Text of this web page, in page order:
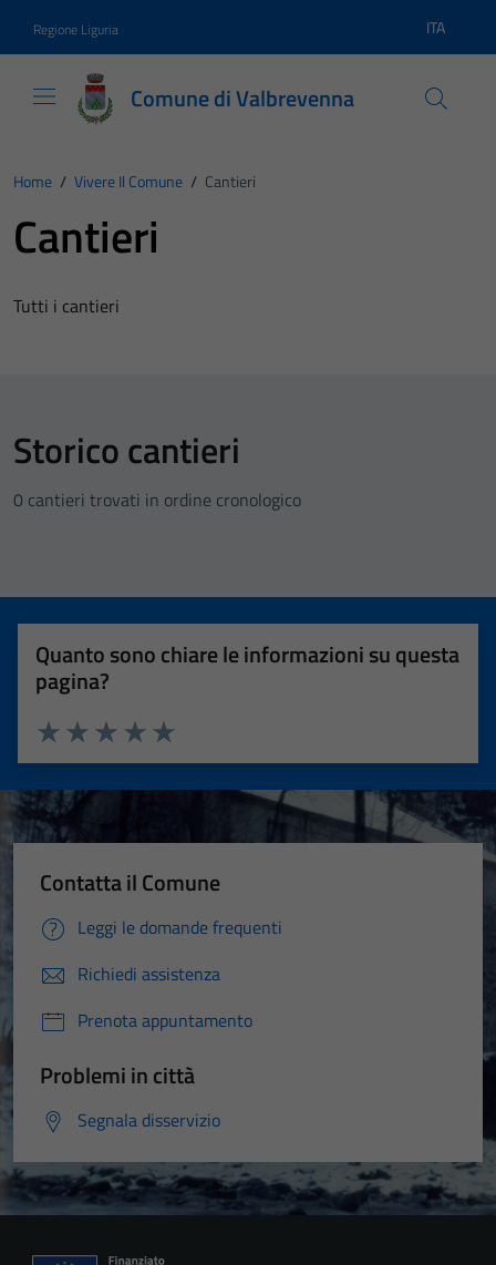
Regione Liguria Lingua
ITA
Comune di Valbrevenna
Home / Vivere Il Comune / Cantieri
Cantieri
Tutti i cantieri
Storico cantieri
0 cantieri trovati in ordine cronologico
Quanto sono chiare le informazioni su questa
pagina?
Valuta 5 stelle su 5
Valuta 4 stelle su 5
Valuta 3 stelle su 5
Valuta 2 stelle su 5
Valuta 1 stelle su 5
Contatta il Comune
Leggi le domande frequenti
Richiedi assistenza
Prenota appuntamento
Problemi in città
Segnala disservizio